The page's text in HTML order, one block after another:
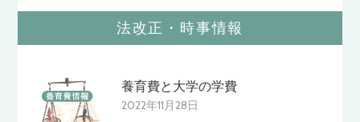
法改正・時事情報
養育費と大学の学費
2022年11月28日